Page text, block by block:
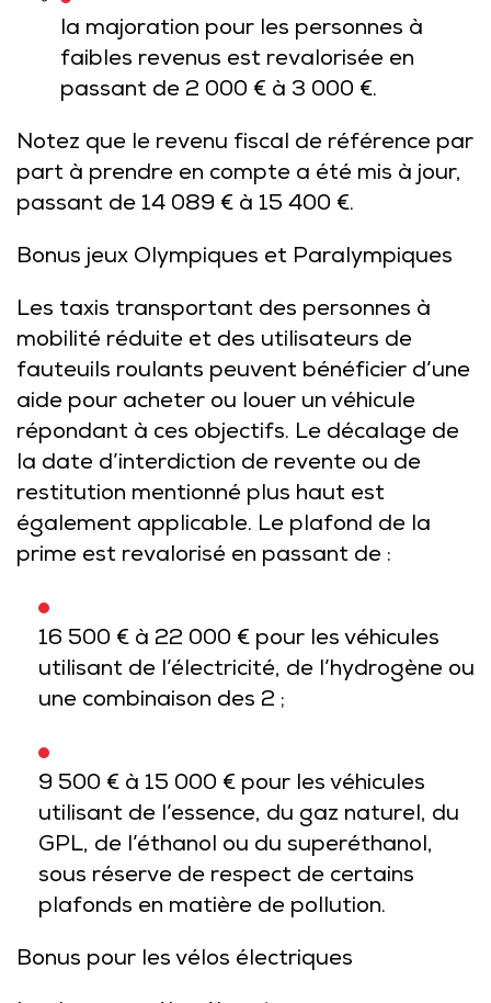
la majoration pour les personnes à
faibles revenus est revalorisée en
passant de 2 000 € à 3 000 €.
Notez que le revenu fiscal de référence par
part à prendre en compte a été mis à jour,
passant de 14 089 € à 15 400 €.
Bonus jeux Olympiques et Paralympiques
Les taxis transportant des personnes à
mobilité réduite et des utilisateurs de
fauteuils roulants peuvent bénéficier d’une
aide pour acheter ou louer un véhicule
répondant à ces objectifs. Le décalage de
la date d’interdiction de revente ou de
restitution mentionné plus haut est
également applicable. Le plafond de la
prime est revalorisé en passant de :
16 500 € à 22 000 € pour les véhicules
utilisant de l’électricité, de l’hydrogène ou
une combinaison des 2 ;
9 500 € à 15 000 € pour les véhicules
utilisant de l’essence, du gaz naturel, du
GPL, de l’éthanol ou du superéthanol,
sous réserve de respect de certains
plafonds en matière de pollution.
Bonus pour les vélos électriques